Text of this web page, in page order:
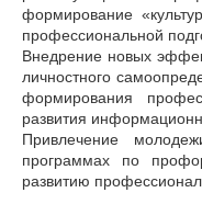
формирование
профессиональной
Внедрение новых
личностного
формирования
развития
Привлечение
программах по
развитию